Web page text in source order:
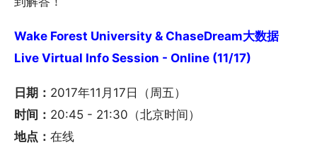
Wake Forest University & ChaseDream大数据
Live Virtual Info Session - Online (11/17)
日期： 2017年11月17日（周五）
时间： 20:45 - 21:30（北京时间）
地点： 在线